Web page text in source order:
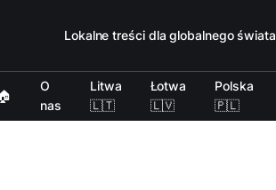
Lokalne treści dla globalnego świata
O
nas
Litwa
🇱🇹
Łotwa
🇱🇻
Polska
🇵🇱